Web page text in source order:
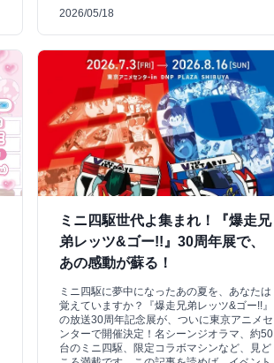
2026/05/18
ミニ四駆世代よ集まれ！『爆走兄
弟レッツ&ゴー!!』30周年展で、
あの感動が蘇る！
ミニ四駆に夢中になったあの夏を、あなたは
覚えていますか？『爆走兄弟レッツ&ゴー!!』
の放送30周年記念展が、ついに東京アニメセ
ンターで開催決定！名シーンジオラマ、約50
台のミニ四駆、限定コラボマシンなど、見ど